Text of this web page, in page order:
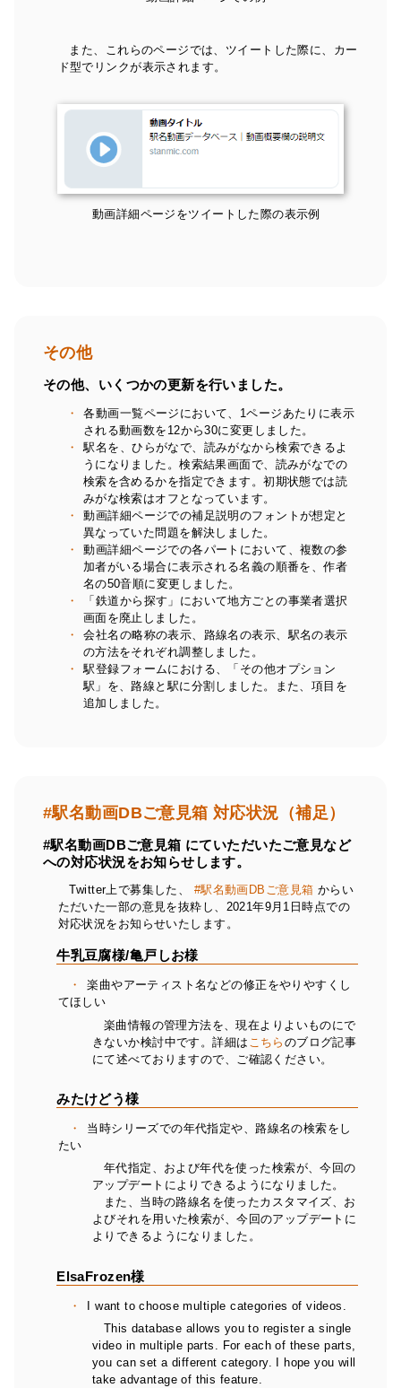
また、これらのページでは、ツイートした際に、カー
ド型でリンクが表示されます。
動画詳細ページをツイートした際の表示例
その他
その他、いくつかの更新を行いました。
各動画一覧ページにおいて、1ページあたりに表示
される動画数を12から30に変更しました。
駅名を、ひらがなで、読みがなから検索できるよ
うになりました。検索結果画面で、読みがなでの
検索を含めるかを指定できます。初期状態では読
みがな検索はオフとなっています。
動画詳細ページでの補足説明のフォントが想定と
異なっていた問題を解決しました。
動画詳細ページでの各パートにおいて、複数の参
加者がいる場合に表示される名義の順番を、作者
名の50音順に変更しました。
「鉄道から探す」において地方ごとの事業者選択
画面を廃止しました。
会社名の略称の表示、路線名の表示、駅名の表示
の方法をそれぞれ調整しました。
駅登録フォームにおける、「その他オプション
駅」を、路線と駅に分割しました。また、項目を
追加しました。
#駅名動画DBご意見箱 対応状況（補足）
#駅名動画DBご意見箱 にていただいたご意見など
への対応状況をお知らせします。
Twitter上で募集した、 #駅名動画DBご意見箱 からい
ただいた一部の意見を抜粋し、2021年9月1日時点での
対応状況をお知らせいたします。
牛乳豆腐様/亀戸しお様
楽曲やアーティスト名などの修正をやりやすくし
てほしい
楽曲情報の管理方法を、現在よりよいものにで
きないか検討中です。詳細は こちら のブログ記事
にて述べておりますので、ご確認ください。
みたけどう様
当時シリーズでの年代指定や、路線名の検索をし
たい
年代指定、および年代を使った検索が、今回の
アップデートによりできるようになりました。
また、当時の路線名を使ったカスタマイズ、お
よびそれを用いた検索が、今回のアップデートに
よりできるようになりました。
ElsaFrozen様
I want to choose multiple categories of videos.
This database allows you to register a single
video in multiple parts. For each of these parts,
you can set a different category. I hope you will
take advantage of this feature.